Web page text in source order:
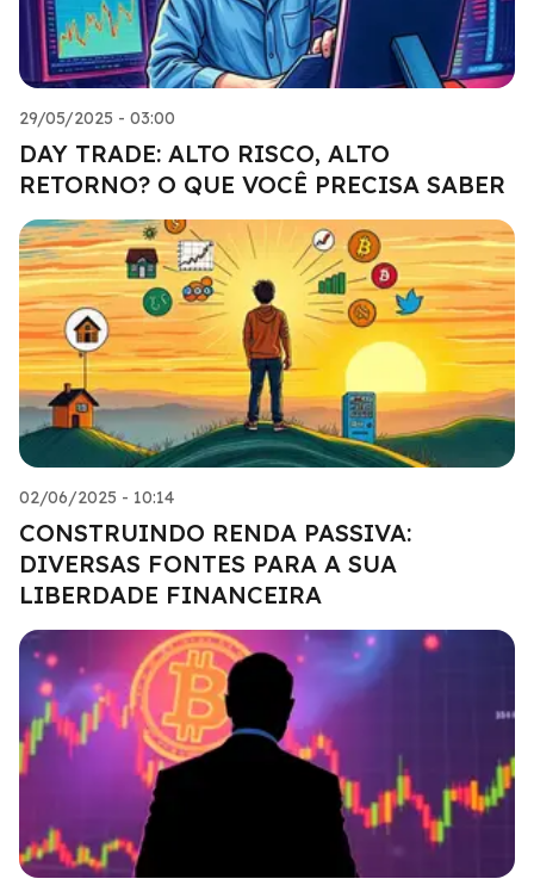
29/05/2025 - 03:00
DAY TRADE: ALTO RISCO, ALTO
RETORNO? O QUE VOCÊ PRECISA SABER
02/06/2025 - 10:14
CONSTRUINDO RENDA PASSIVA:
DIVERSAS FONTES PARA A SUA
LIBERDADE FINANCEIRA